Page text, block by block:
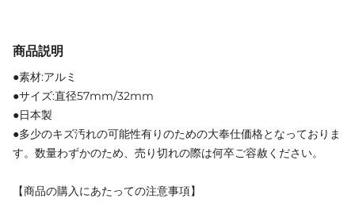
商品説明
●素材:アルミ
●サイズ:直径57mm/32mm
●日本製
●多少のキズ汚れの可能性有りのための大奉仕価格となっておりま
す。数量わずかのため、売り切れの際は何卒ご容赦ください。
【商品の購入にあたっての注意事項】